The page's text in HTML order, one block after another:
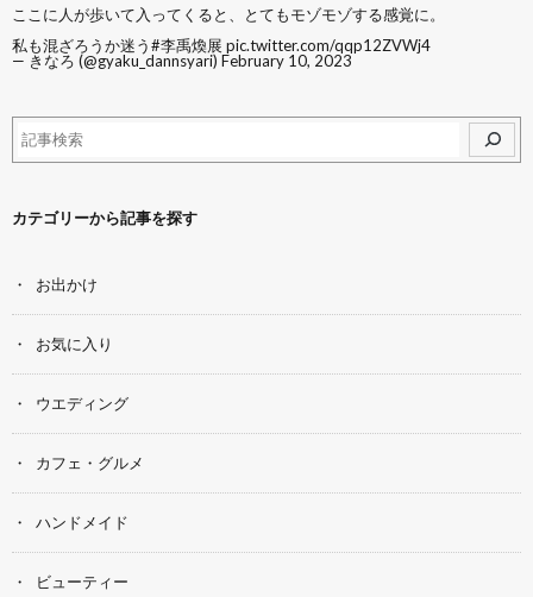
ここに人が歩いて入ってくると、とてもモゾモゾする感覚に。
私も混ざろうか迷う#李禹煥展 pic.twitter.com/qqp12ZVWj4
— きなろ (@gyaku_dannsyari) February 10, 2023
カテゴリーから記事を探す
お出かけ
お気に入り
ウエディング
カフェ・グルメ
ハンドメイド
ビューティー